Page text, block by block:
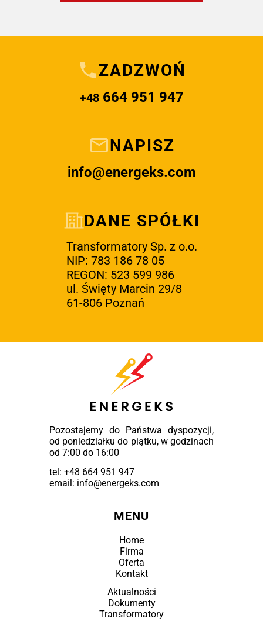
ZADZWOŃ
+48664 951 947
NAPISZ
info@energeks.com
DANE SPÓŁKI
Transformatory Sp. z o.o.
NIP: 783 186 78 05
REGON: 523 599 986
ul. Święty Marcin 29/8
61-806 Poznań
Pozostajemy do Państwa dyspozycji,
od poniedziałku do piątku, w godzinach
od 7:00 do 16:00
tel: +48 664 951 947
email: info@energeks.com
MENU
Home
Firma
Oferta
Kontakt
Aktualności
Dokumenty
Transformatory